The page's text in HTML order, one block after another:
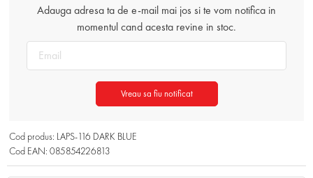
Adauga adresa ta de e-mail mai jos si te vom notifica in
momentul cand acesta revine in stoc.
Vreau sa fiu notificat
Cod produs: LAPS-116 DARK BLUE
Cod EAN: 085854226813